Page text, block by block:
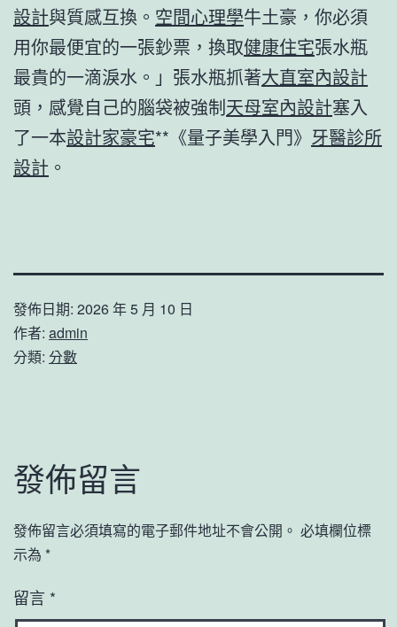
設計與質感互換。 空間心理學牛土豪，你必須
用你最便宜的一張鈔票，換取健康住宅張水瓶
最貴的一滴淚水。」張水瓶抓著大直室內設計
頭，感覺自己的腦袋被強制天母室內設計塞入
了一本設計家豪宅**《量子美學入門》 牙醫診所
設計 。
發佈日期: 2026 年 5 月 10 日
作者: admin
分類: 分數
發佈留言
發佈留言必須填寫的電子郵件地址不會公開。 必填欄位標
示為 *
留言 *